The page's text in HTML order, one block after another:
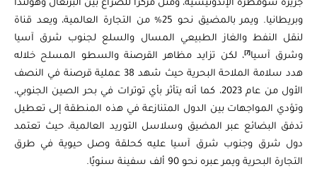
جزيرة سومطرة الإندونيسية، ومثّل مركزًا للصراع بين البرتغال وهولندا
وبريطانيا. ويمر بالمضيق نحو 25% من التجارة العالمية، ويعد قناة
لنقل النفط والغاز الطبيعي المسال والسلع لجنوب شرق آسيا
وشرق آسيا ، لكن تزايد مظاهر القرصنة والسطو المسلح خلاله
هدد سلامة الملاحة البحرية حيث شهد 38 عملية قرصنة في النصف
الأول من عام 2023، كما أنه يتأثر بأي توترات في بحر الصين الجنوبي،
وتؤدي المواجهات بين الدول المتنازعة في هذه المنطقة إلى تعطيل
تدفق البضائع عبر المضيق وسلاسل التوريد العالمية، حيث تعتمد
دول شرق وجنوب شرق آسيا عليه كحلقة وصل حيوية في طرق
التجارة البحرية ويمر عبره نحو 90 ألف سفينة سنويًا.